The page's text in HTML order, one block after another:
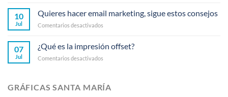
ejemplos
de
ambient
que
barreras
10
Jul
Quieres hacer email marketing, sigue estos consejos
Comentarios desactivados
email
marketing,
consejos
07
Jul
¿Qué es la impresión offset?
Comentarios desactivados
la
impresión
GRÁFICAS SANTA MARÍA